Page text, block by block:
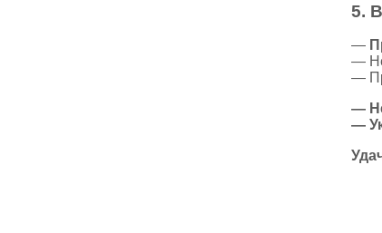
5.
—
—
—
—
—